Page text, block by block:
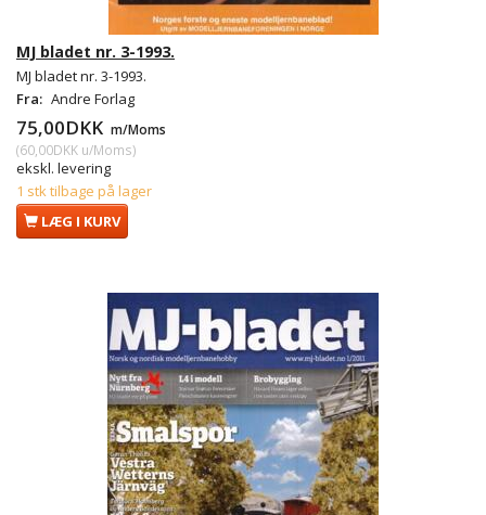
MJ bladet nr. 3-1993.
MJ bladet nr. 3-1993.
Fra: Andre Forlag
75,00DKK m/Moms
(60,00DKK u/Moms)
ekskl. levering
1 stk tilbage på lager
LÆG I KURV